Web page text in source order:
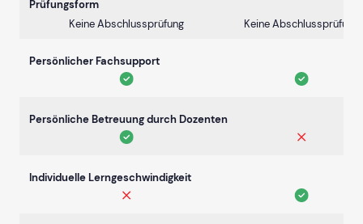
Prüfungsform
Keine Abschlussprüfung
Keine Abschlussprüfung
Persönlicher Fachsupport
Persönliche Betreuung durch Dozenten
Individuelle Lerngeschwindigkeit